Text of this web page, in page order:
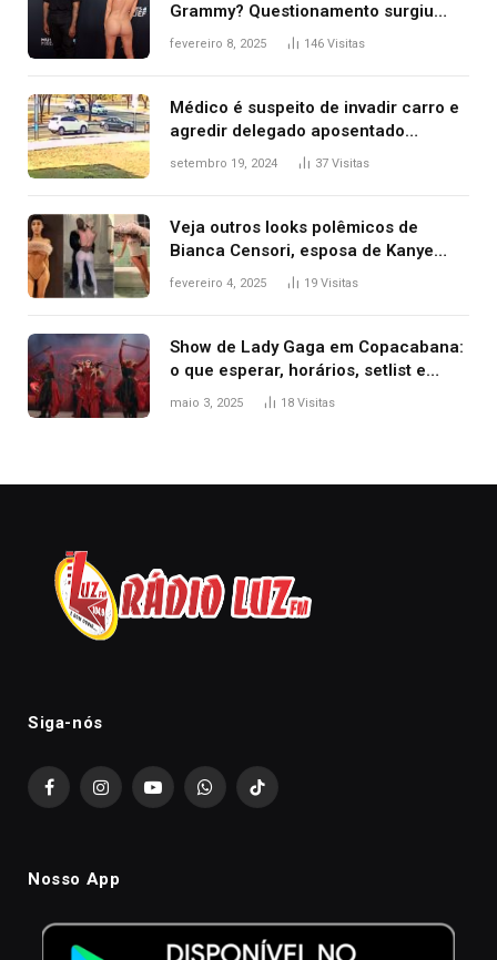
Grammy? Questionamento surgiu
após Bianca Censori, mulher de
fevereiro 8, 2025 146 Visitas
Médico é suspeito de invadir carro e
agredir delegado aposentado
durante confusão no trânsito
setembro 19, 2024 37 Visitas
Veja outros looks polêmicos de
Bianca Censori, esposa de Kanye
West que apareceu nua no Grammy
fevereiro 4, 2025 19 Visitas
Show de Lady Gaga em Copacabana:
o que esperar, horários, setlist e
onde assistir
maio 3, 2025 18 Visitas
Siga-nós
FacebookInstagramYouTubeWhatsAppTikTok
Nosso App